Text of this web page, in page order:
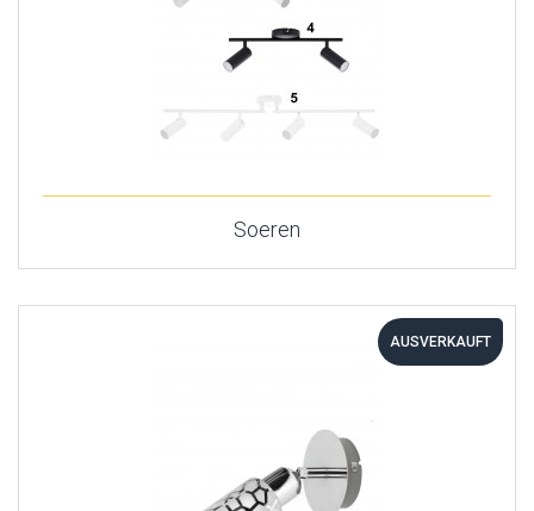
Soeren
AUSVERKAUFT